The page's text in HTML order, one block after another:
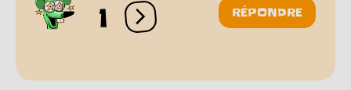
1 Ouvrir les réactions
RÉPONDRE